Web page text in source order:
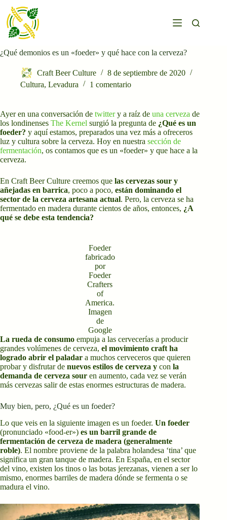
contenido
¿Qué demonios es un «foeder» y qué hace con la cerveza?
Craft Beer Culture
8 de septiembre de 2020
Cultura, Levadura 1 comentario
Ayer en una conversación de twittery a raíz de una cerveza de
los londinenses The Kernel surgió la pregunta de ¿Qué es un
foeder? y aquí estamos, preparados una vez más a ofreceros
luz y cultura sobre la cerveza. Hoy en nuestra sección de
fermentación, os contamos que es un «foeder» y que hace a la
cerveza.
En Craft Beer Culture creemos que las cervezas sour y
añejadas en barrica, poco a poco, están dominando el
sector de la cerveza artesana actual. Pero, la cerveza se ha
fermentado en madera durante cientos de años, entonces, ¿A
qué se debe esta tendencia?
Foeder
fabricado
por
Foeder
Crafters
of
America.
Imagen
de
Google
La rueda de consumo empuja a las cervecerías a producir
grandes volúmenes de cerveza, el movimiento craft ha
logrado abrir el paladar a muchos cerveceros que quieren
probar y disfrutar de nuevos estilos de cerveza y con la
demanda de cerveza sour en aumento, cada vez se verán
más cervezas salir de estas enormes estructuras de madera.
Muy bien, pero, ¿Qué es un foeder?
Lo que veis en la siguiente imagen es un foeder. Un foeder
(pronunciado «food-er») es un barril grande de
fermentación de cerveza de madera (generalmente
roble). El nombre proviene de la palabra holandesa ‘tina’ que
significa un gran tanque de madera. En España, en el sector
del vino, existen los tinos o las botas jerezanas, vienen a ser lo
mismo, enormes barriles de madera dónde se fermenta o se
madura el vino.